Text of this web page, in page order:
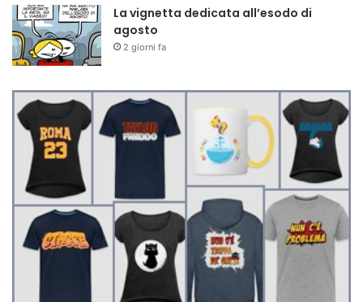
La vignetta dedicata all’esodo di
agosto
2 giorni fa